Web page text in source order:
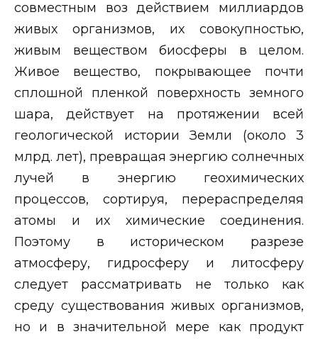
совместным воз действием миллиардов
живых организмов, их совокупностью,
живым веществом биосферы в целом.
Живое вещество, покрывающее почти
сплошной пленкой поверхность земного
шара, действует на протяжении всей
геологической истории Земли (около 3
млрд. лет), превращая энергию солнечных
лучей в энергию геохимических
процессов, сортируя, перераспределяя
атомы и их химические соединения.
Поэтому в историческом разрезе
атмосферу, гидросферу и литосферу
следует рассматривать не только как
среду существования живых организмов,
но и в значительной мере как продукт